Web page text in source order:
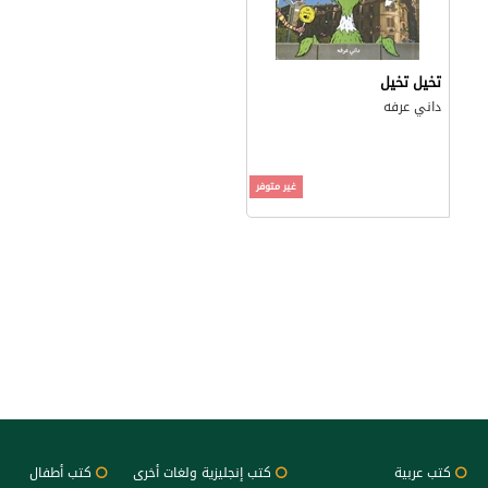
تخيل تخيل
داني عرفه
غير متوفر
كتب عربية كتب إنجليزية ولغات أخرى كتب أطفال